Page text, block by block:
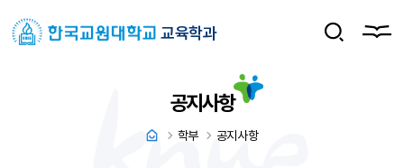
교육학과
공지사항
학부 공지사항